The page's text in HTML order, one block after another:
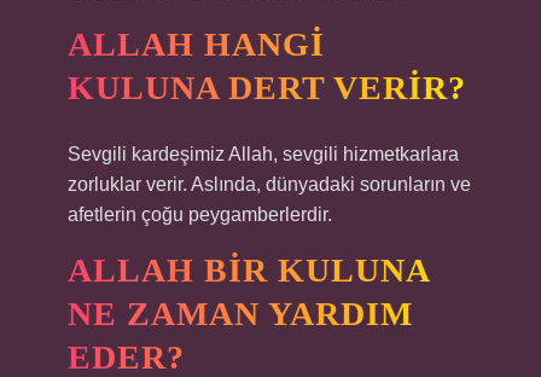
ALLAH HANGI
KULUNA DERT VERIR?
Sevgili kardeşimiz Allah, sevgili hizmetkarlara
zorluklar verir. Aslında, dünyadaki sorunların ve
afetlerin çoğu peygamberlerdir.
ALLAH BIR KULUNA
NE ZAMAN YARDIM
EDER?